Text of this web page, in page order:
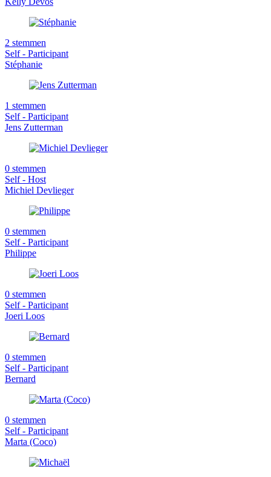
2 stemmen
Self - Participant
Stéphanie
1 stemmen
Self - Participant
Jens Zutterman
0 stemmen
Self - Host
Michiel Devlieger
0 stemmen
Self - Participant
Philippe
0 stemmen
Self - Participant
Joeri Loos
0 stemmen
Self - Participant
Bernard
0 stemmen
Self - Participant
Marta (Coco)